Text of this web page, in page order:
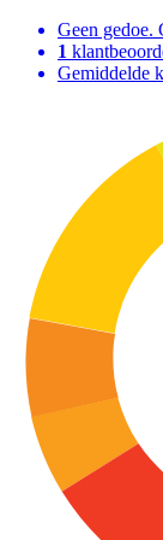
Geen gedoe.
1
Gemiddelde